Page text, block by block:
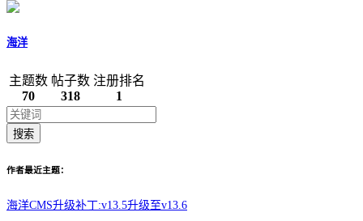
海洋
主题数
70
帖子数
318
注册排名
1
搜索
作者最近主题：
海洋CMS升级补丁:v13.5升级至v13.6